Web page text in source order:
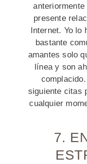
presente
Internet. Yo lo
bastante
amantes solo
línea y son
siguiente citas
cualquier
7.